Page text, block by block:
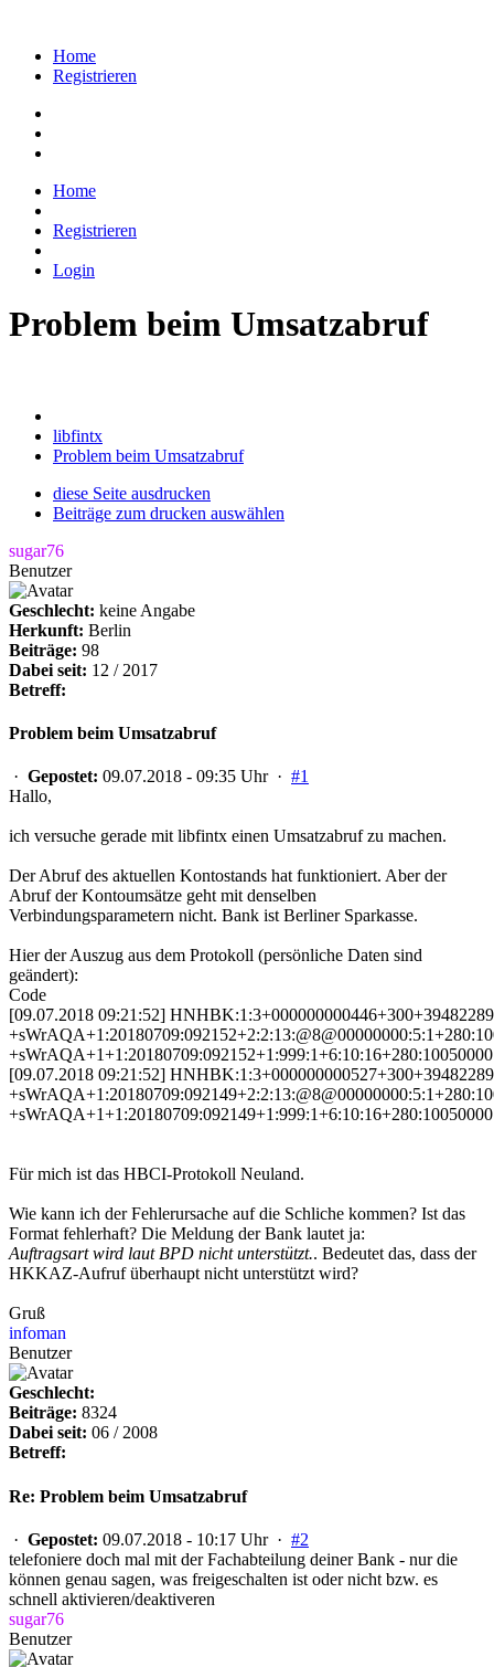
Home
Registrieren
Home
Registrieren
Login
Problem beim Umsatzabruf
libfintx
Problem beim Umsatzabruf
diese Seite ausdrucken
Beiträge zum drucken auswählen
sugar76
Benutzer
Geschlecht: keine Angabe
Herkunft: Berlin
Beiträge: 98
Dabei seit: 12 / 2017
Betreff:
Problem beim Umsatzabruf
· Gepostet: 09.07.2018 - 09:35 Uhr · #1
Hallo,
ich versuche gerade mit libfintx einen Umsatzabruf zu machen.
Der Abruf des aktuellen Kontostands hat funktioniert. Aber der
Abruf der Kontoumsätze geht mit denselben
Verbindungsparametern nicht. Bank ist Berliner Sparkasse.
Hier der Auszug aus dem Protokoll (persönliche Daten sind
geändert):
Code
[09.07.2018 09:21:52]
[09.07.2018 09:21:52]
Für mich ist das HBCI-Protokoll Neuland.
Wie kann ich der Fehlerursache auf die Schliche kommen? Ist das
Format fehlerhaft? Die Meldung der Bank lautet ja:
Auftragsart wird laut BPD nicht unterstützt.. Bedeutet das, dass der
HKKAZ-Aufruf überhaupt nicht unterstützt wird?
Gruß
infoman
Benutzer
Geschlecht:
Beiträge: 8324
Dabei seit: 06 / 2008
Betreff:
Re: Problem beim Umsatzabruf
· Gepostet: 09.07.2018 - 10:17 Uhr · #2
telefoniere doch mal mit der Fachabteilung deiner Bank - nur die
können genau sagen, was freigeschalten ist oder nicht bzw. es
schnell aktivieren/deaktiveren
sugar76
Benutzer